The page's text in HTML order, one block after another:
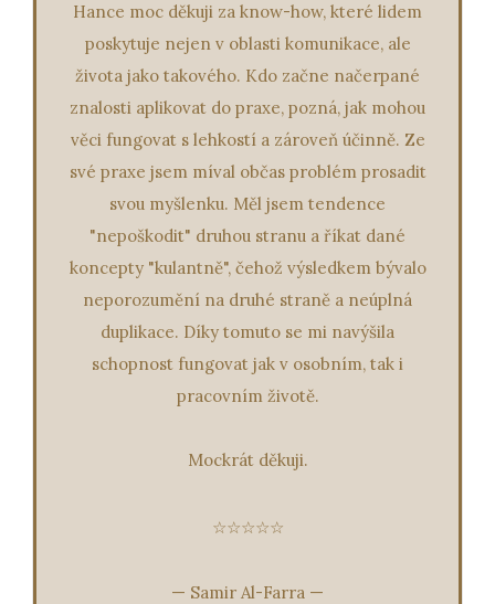
Hance moc děkuji za know-how, které lidem
poskytuje nejen v oblasti komunikace, ale
života jako takového. Kdo začne načerpané
znalosti aplikovat do praxe, pozná, jak mohou
věci fungovat s lehkostí a zároveň účinně. Ze
své praxe jsem míval občas problém prosadit
svou myšlenku. Měl jsem tendence
"nepoškodit" druhou stranu a říkat dané
koncepty "kulantně", čehož výsledkem bývalo
neporozumění na druhé straně a neúplná
duplikace. Díky tomuto se mi navýšila
schopnost fungovat jak v osobním, tak i
pracovním životě.
Mockrát děkuji.
☆☆☆☆☆
— Samir Al-Farra —